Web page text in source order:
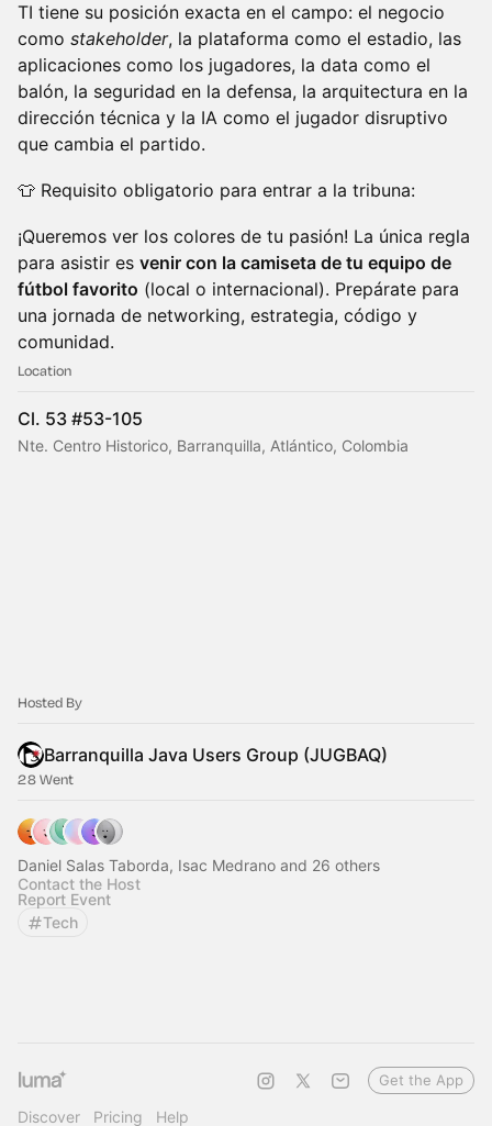
TI tiene su posición exacta en el campo: el negocio
como stakeholder, la plataforma como el estadio, las
aplicaciones como los jugadores, la data como el
balón, la seguridad en la defensa, la arquitectura en la
dirección técnica y la IA como el jugador disruptivo
que cambia el partido.
👕 Requisito obligatorio para entrar a la tribuna:
¡Queremos ver los colores de tu pasión! La única regla
para asistir es venir con la camiseta de tu equipo de
fútbol favorito (local o internacional). Prepárate para
una jornada de networking, estrategia, código y
comunidad.
Location
Cl. 53 #53-105
Nte. Centro Historico, Barranquilla, Atlántico, Colombia
Hosted By
Barranquilla Java Users Group (JUGBAQ)
28 Went
Daniel Salas Taborda, Isac Medrano and 26 others
Contact the Host
Report Event
Tech
Discover Pricing Help
Get the App